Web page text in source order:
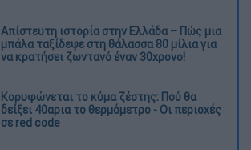
Απίστευτη ιστορία στην Ελλάδα – Πώς μια
μπάλα ταξίδεψε στη θάλασσα 80 μίλια για
να κρατήσει ζωντανό έναν 30χρονο!
Κορυφώνεται το κύμα ζέστης: Πού θα
δείξει 40αρια το θερμόμετρο - Οι περιοχές
σε red code